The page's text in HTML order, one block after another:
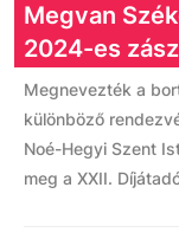
Megvan
2024-es
Megnevezték a
különböző
Noé-Hegyi Szent
meg a XXII.